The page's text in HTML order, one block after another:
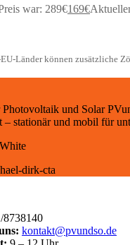
war: 289€169€
Länder können zusätzliche
und Solar
– stationär und mobil für
8738140
kontakt@pvundso.de